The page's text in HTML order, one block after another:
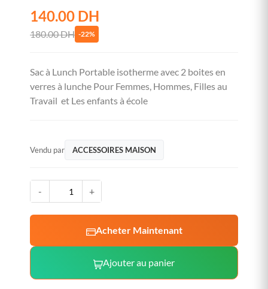
140.00 DH
180.00 DH -22%
Sac à Lunch Portable isotherme avec 2 boites en
verres à lunche Pour Femmes, Hommes, Filles au
Travail et Les enfants à école
Vendu par ACCESSOIRES MAISON
- +
Acheter Maintenant
Ajouter au panier